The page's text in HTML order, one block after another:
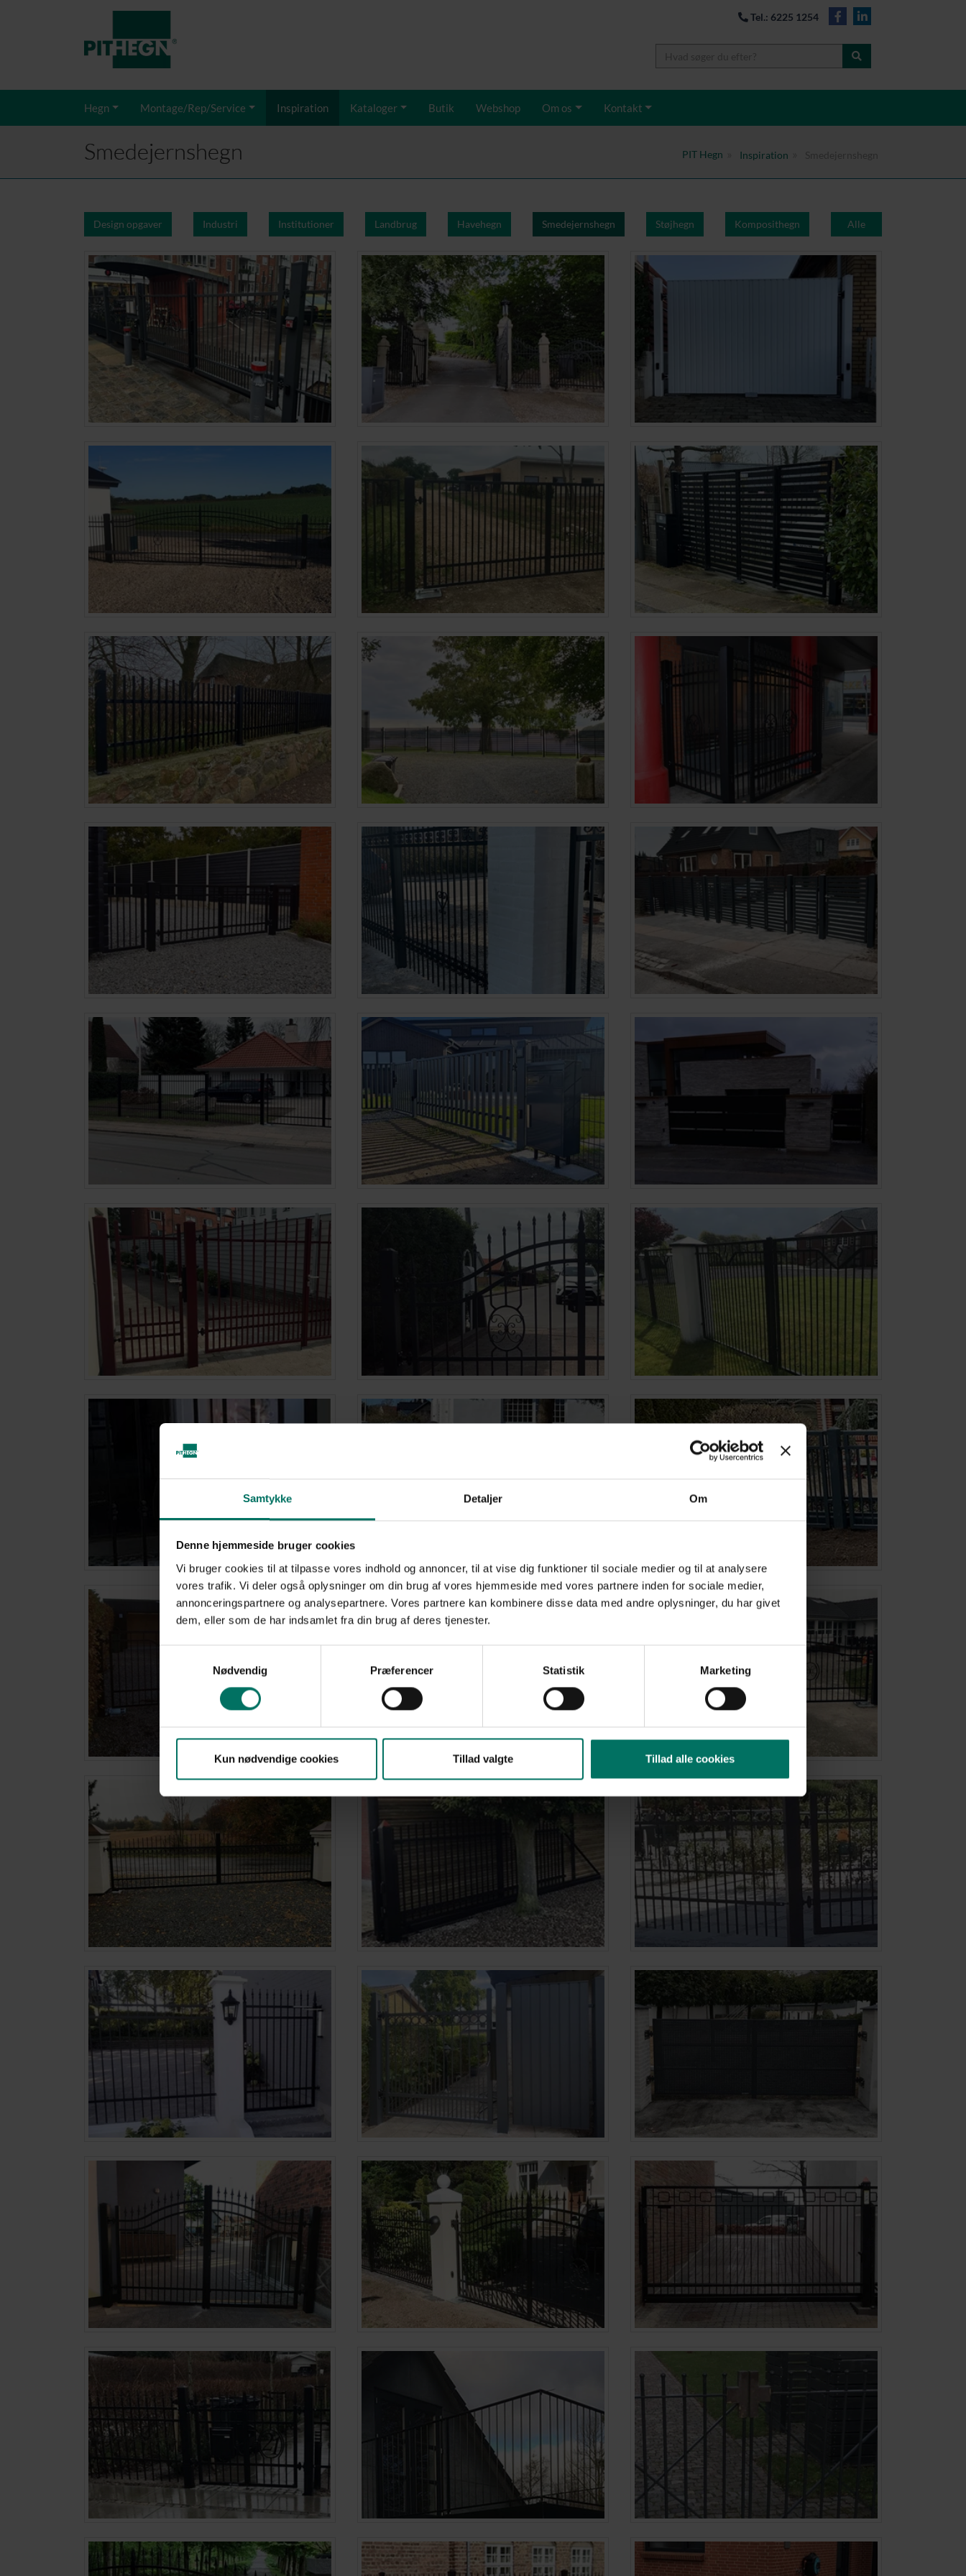
Samtykke Detaljer Om
Denne hjemmeside bruger cookies
Vi bruger cookies til at tilpasse vores indhold og annoncer, til at vise dig funktioner til sociale medier og til at analysere
vores trafik. Vi deler også oplysninger om din brug af vores hjemmeside med vores partnere inden for sociale medier,
annonceringspartnere og analysepartnere. Vores partnere kan kombinere disse data med andre oplysninger, du har givet
dem, eller som de har indsamlet fra din brug af deres tjenester.
Nødvendig
Præferencer Statistik Marketing
Kun nødvendige cookies Tillad valgte Tillad alle cookies
Tel.: 6225 1254
Hegn Montage/Rep/Service Inspiration Kataloger Butik Webshop Om os Kontakt
Smedejernshegn PIT Hegn Inspiration
Design opgaver Industri Institutioner Landbrug Havehegn Smedejernshegn Støjhegn Komposithegn Alle